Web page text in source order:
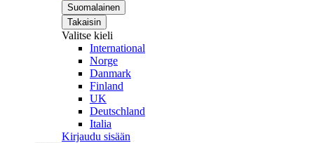
Suomalainen
Takaisin
Valitse kieli
International
Norge
Danmark
Finland
UK
Deutschland
Italia
Kirjaudu sisään